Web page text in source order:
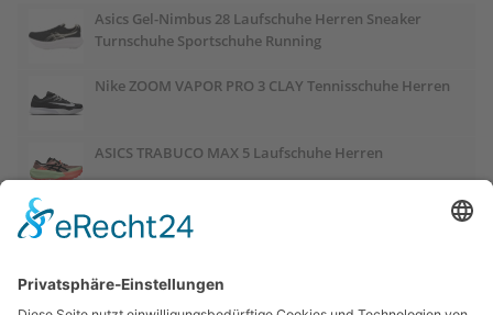
Asics Gel-Nimbus 28 Laufschuhe Herren Sneaker
Turnschuhe Sportschuhe Running
Nike ZOOM VAPOR PRO 3 CLAY Tennisschuhe Herren
ASICS TRABUCO MAX 5 Laufschuhe Herren
ASICS GEL-PULSE 17 Laufschuhe Damen
Salomon OUTCHILL Winterschuhe Damen